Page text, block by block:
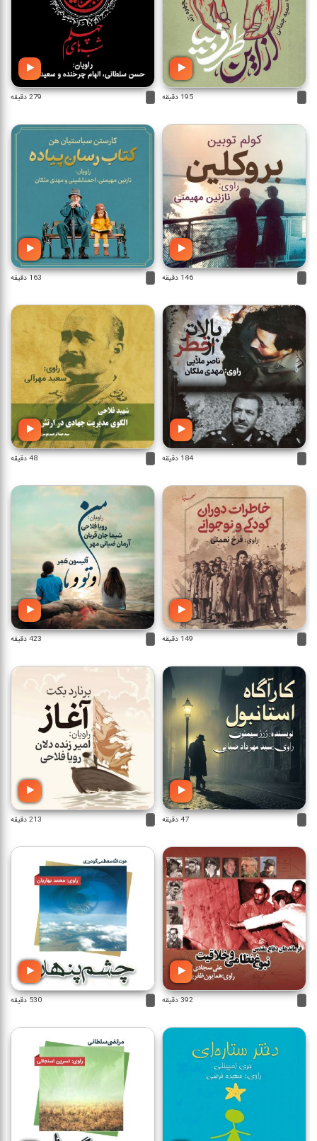
195 دقیقه 279 دقیقه
146 دقیقه 163 دقیقه
184 دقیقه 48 دقیقه
149 دقیقه 423 دقیقه
47 دقیقه 213 دقیقه
392 دقیقه 530 دقیقه